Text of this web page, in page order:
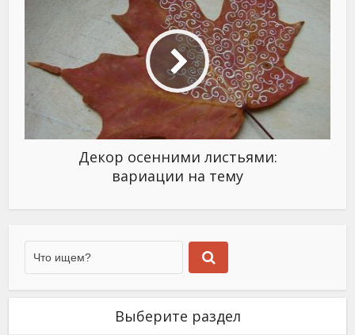
Декор осенними листьями:
вариации на тему
Выберите раздел